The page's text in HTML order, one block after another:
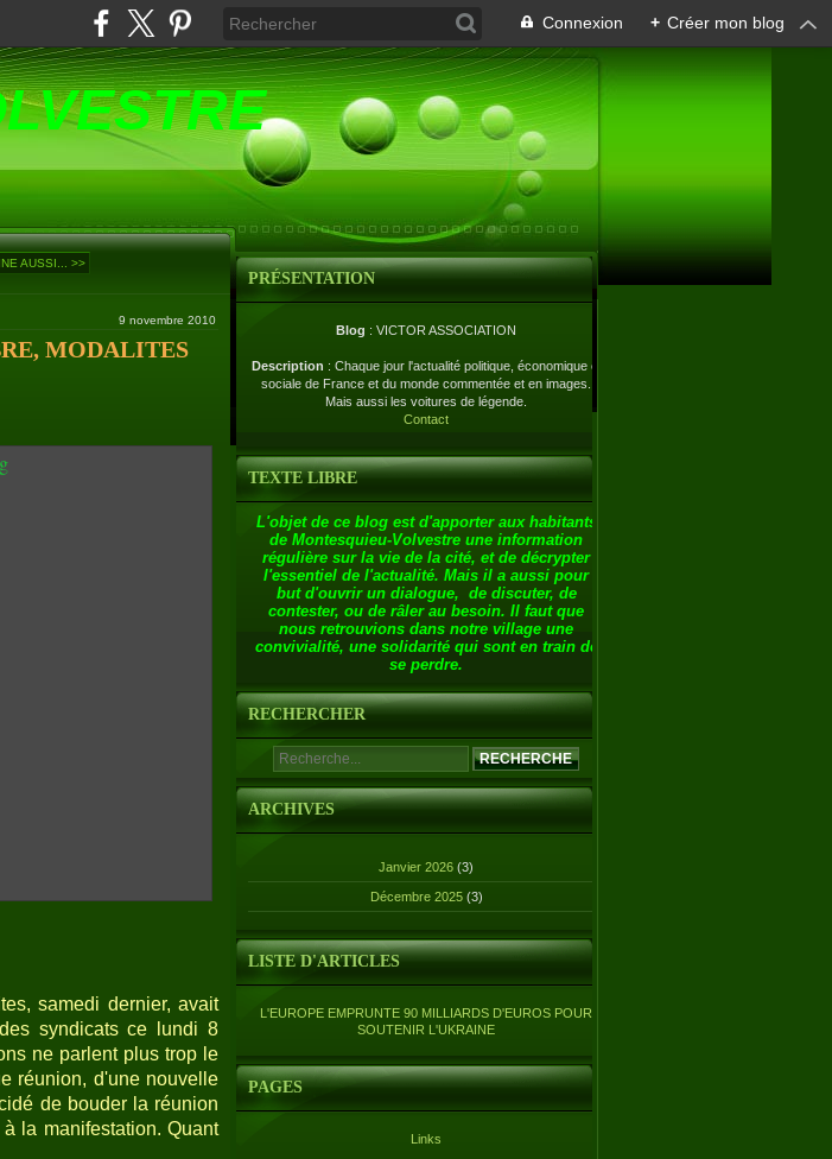
Connexion + Créer mon blog
AUSSI... >>
9 novembre 2010
MODALITES
samedi dernier, avait
syndicats ce lundi 8
ne parlent plus trop le
réunion, d'une nouvelle
de bouder la réunion
la manifestation. Quant
PRÉSENTATION
Blog : VICTOR ASSOCIATION
Description : Chaque jour l'actualité politique, économique et
sociale de France et du monde commentée et en images.
Mais aussi les voitures de légende.
Contact
TEXTE LIBRE
L'objet de ce blog est d'apporter aux habitants
de Montesquieu-Volvestre une information
régulière sur la vie de la cité, et de décrypter
l'essentiel de l'actualité. Mais il a aussi pour
but d'ouvrir un dialogue, de discuter, de
contester, ou de râler au besoin. Il faut que
nous retrouvions dans notre village une
convivialité, une solidarité qui sont en train de
se perdre.
RECHERCHER
ARCHIVES
Janvier 2026 (3)
Décembre 2025 (3)
LISTE D'ARTICLES
L'EUROPE EMPRUNTE 90 MILLIARDS D'EUROS POUR
SOUTENIR L'UKRAINE
PAGES
Links